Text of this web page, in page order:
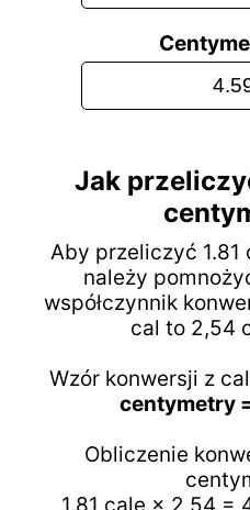
Jak
Aby przeliczyć
należy
współczynnik
cal to 2,54
Wzór konwersji z
centymetry
Obliczenie